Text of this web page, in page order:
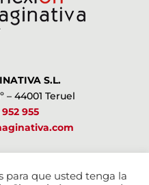
S.L.
– 44001 Teruel
955
para que usted tenga la